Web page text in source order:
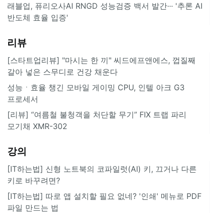
래블업, 퓨리오사AI RNGD 성능검증 백서 발간··· '추론 AI
반도체 효율 입증'
리뷰
[스타트업리뷰] "마시는 한 끼" 씨드에프앤에스, 껍질째
갈아 넣은 스무디로 건강 채운다
성능ㆍ효율 챙긴 모바일 게이밍 CPU, 인텔 아크 G3
프로세서
[리뷰] “여름철 불청객을 처단할 무기” FIX 트랩 파리
모기채 XMR-302
강의
[IT하는법] 신형 노트북의 코파일럿(AI) 키, 끄거나 다른
키로 바꾸려면?
[IT하는법] 따로 앱 설치할 필요 없네? '인쇄' 메뉴로 PDF
파일 만드는 법